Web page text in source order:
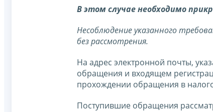
В этом случае необходимо
Несоблюдение указанного
без рассмотрения.
На адрес электронной почты,
обращения и входящем
прохождении обращения в
Поступившие обращения